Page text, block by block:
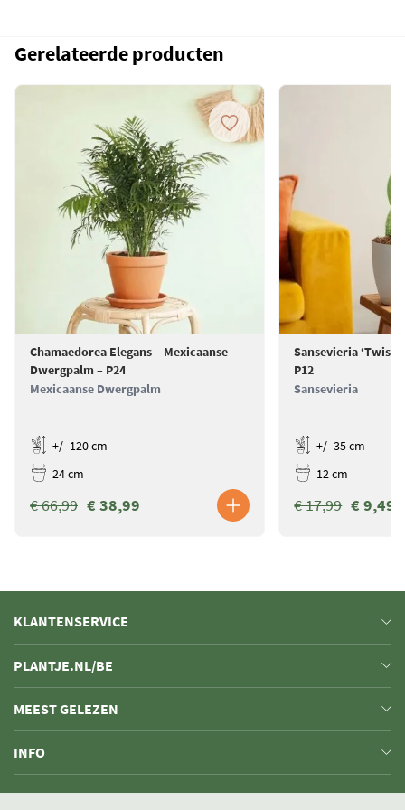
water te geven, terwijl in de zomer eens per één tot twee
gietbeurten door volledig opdroogt.
- Het is aan te raden om de Vrouwentong elke twee tot drie
jaar te verpotten of wanneer je merkt dat de pot te klein wordt.
Gebruik een pot die slechts iets groter is dan de huidige, omdat een te
grote pot kan leiden tot te veel vochtige grond rond de wortels, wat
niet ideaal is voor deze plant. Leg een laagje
hydrokorrelsop de
bodem van de nieuwe pot om een goede drainage te verzekeren.
Meer weten over deSansevieria verzorging
? Kijk op onze
verzorgingspagina.
Gerelateerde producten
Chamaedorea Elegans – Mexicaanse
Dwergpalm – P24
Mexicaanse Dwergpalm
+/- 120 cm
24 cm
€ 38,99
€ 66,99
Sansevieria
P12
Sansevieria
+/- 35 cm
12 cm
€ 9,49
€ 17,99
KLANTENSERVICE
PLANTJE.NL/BE
MEEST GELEZEN
INFO